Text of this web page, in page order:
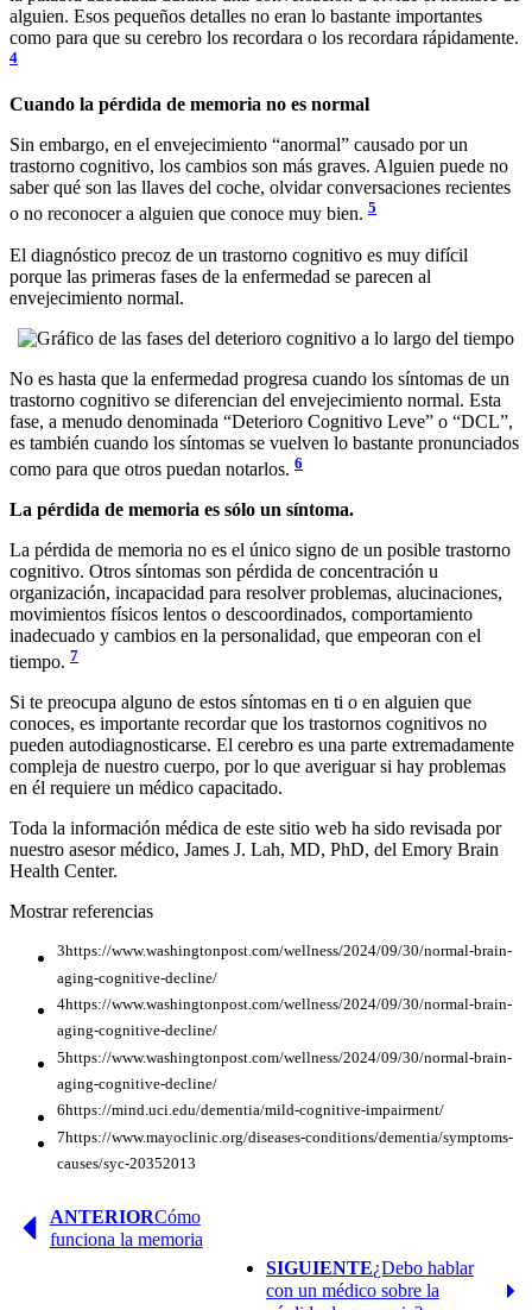
alguien. Esos pequeños detalles no eran lo bastante importantes
como para que su cerebro los recordara o los recordara rápidamente.
4
Cuando la pérdida de memoria no es normal
Sin embargo, en el envejecimiento “anormal” causado por un
trastorno cognitivo, los cambios son más graves. Alguien puede no
saber qué son las llaves del coche, olvidar conversaciones recientes
o no reconocer a alguien que conoce muy bien. 5
El diagnóstico precoz de un trastorno cognitivo es muy difícil
porque las primeras fases de la enfermedad se parecen al
envejecimiento normal.
No es hasta que la enfermedad progresa cuando los síntomas de un
trastorno cognitivo se diferencian del envejecimiento normal. Esta
fase, a menudo denominada “Deterioro Cognitivo Leve” o “DCL”,
es también cuando los síntomas se vuelven lo bastante pronunciados
como para que otros puedan notarlos. 6
La pérdida de memoria es sólo un síntoma.
La pérdida de memoria no es el único signo de un posible trastorno
cognitivo. Otros síntomas son pérdida de concentración u
organización, incapacidad para resolver problemas, alucinaciones,
movimientos físicos lentos o descoordinados, comportamiento
inadecuado y cambios en la personalidad, que empeoran con el
tiempo. 7
Si te preocupa alguno de estos síntomas en ti o en alguien que
conoces, es importante recordar que los trastornos cognitivos no
pueden autodiagnosticarse. El cerebro es una parte extremadamente
compleja de nuestro cuerpo, por lo que averiguar si hay problemas
en él requiere un médico capacitado.
Toda la información médica de este sitio web ha sido revisada por
nuestro asesor médico, James J. Lah, MD, PhD, del Emory Brain
Health Center.
Mostrar referencias
3https://www.washingtonpost.com/wellness/2024/09/30/normal-brain-
aging-cognitive-decline/
4https://www.washingtonpost.com/wellness/2024/09/30/normal-brain-
aging-cognitive-decline/
5https://www.washingtonpost.com/wellness/2024/09/30/normal-brain-
aging-cognitive-decline/
6https://mind.uci.edu/dementia/mild-cognitive-impairment/
7https://www.mayoclinic.org/diseases-conditions/dementia/symptoms-
causes/syc-20352013
Página
anterior
ANTERIORCómo
funciona la memoria
Página
siguiente
SIGUIENTE¿Debo hablar
con un médico sobre la